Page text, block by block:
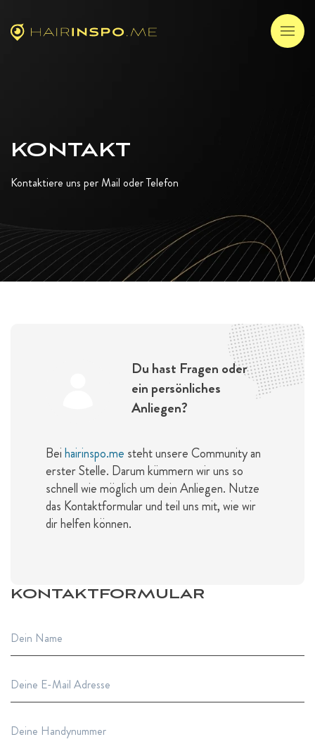
KONTAKT
Kontaktiere uns per Mail oder Telefon
Du hast Fragen oder
ein persönliches
Anliegen?
Beihairinspo.me steht unsere Community an
erster Stelle. Darum kümmern wir uns so
schnell wie möglich um dein Anliegen. Nutze
das Kontaktformular und teil uns mit, wie wir
dir helfen können.
KONTAKTFORMULAR